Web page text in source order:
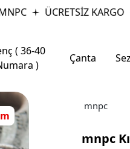
ÜCRETSİZ KARGO
( 36-40
)
Çanta
mnpc
mnpc